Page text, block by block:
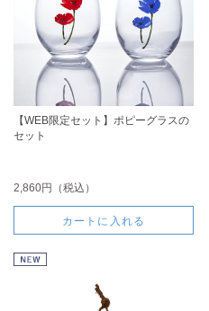
【WEB限定セット】ポピーグラスの
セット
2,860円（税込）
カートに入れる